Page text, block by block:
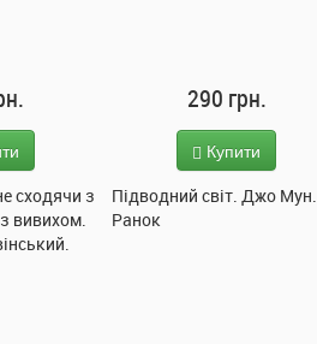
сходячи з
вивихом.
290 грн.
Купити
Підводний світ. Джо Мун.
Ранок